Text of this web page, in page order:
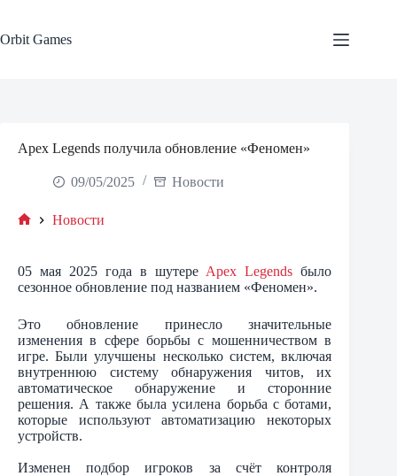
content
Orbit Games
Apex Legends получила обновление «Феномен»
09/05/2025 Новости
Новости
05 мая 2025 года в шутере Apex Legends было
сезонное обновление под названием «Феномен».
Это обновление принесло значительные
изменения в сфере борьбы с мошенничеством в
игре. Были улучшены несколько систем, включая
внутреннюю систему обнаружения читов, их
автоматическое обнаружение и сторонние
решения. А также была усилена борьба с ботами,
которые используют автоматизацию некоторых
устройств.
Изменен подбор игроков за счёт контроля